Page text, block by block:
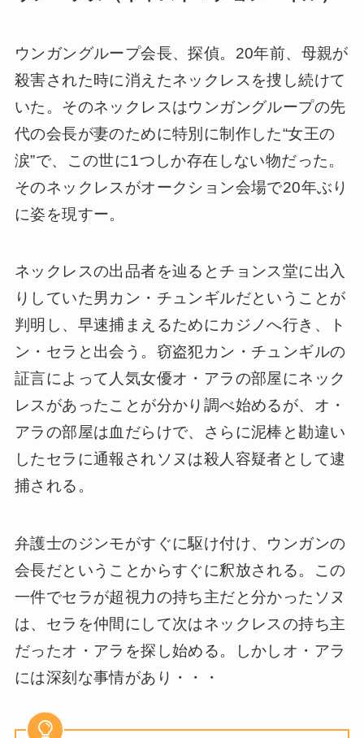
ウンガングループ会長、探偵。20年前、母親が
殺害された時に消えたネックレスを捜し続けて
いた。そのネックレスはウンガングループの先
代の会長が妻のために特別に制作した“女王の
涙”で、この世に1つしか存在しない物だった。
そのネックレスがオークション会場で20年ぶり
に姿を現すー。
ネックレスの出品者を辿るとチョンス堂に出入
りしていた男カン・チュンギルだということが
判明し、早速捕まえるためにカジノへ行き、ト
ン・セラと出会う。窃盗犯カン・チュンギルの
証言によって人気女優オ・アラの部屋にネック
レスがあったことが分かり調べ始めるが、オ・
アラの部屋は血だらけで、さらに泥棒と勘違い
したセラに通報されソヌは殺人容疑者として逮
捕される。
弁護士のジンモがすぐに駆け付け、ウンガンの
会長だということからすぐに釈放される。この
一件でセラが超視力の持ち主だと分かったソヌ
は、セラを仲間にして次はネックレスの持ち主
だったオ・アラを探し始める。しかしオ・アラ
には深刻な事情があり・・・